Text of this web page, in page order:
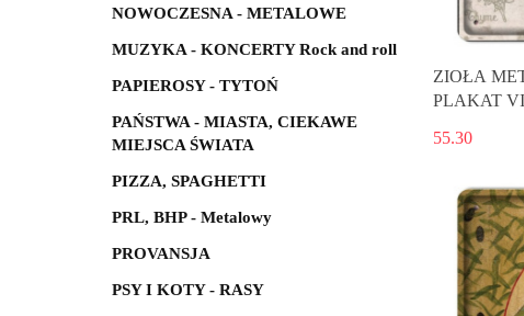
NOWOCZESNA - METALOWE
MUZYKA - KONCERTY Rock and roll
PAPIEROSY - TYTOŃ
PAŃSTWA - MIASTA, CIEKAWE
MIEJSCA ŚWIATA
PIZZA, SPAGHETTI
PRL, BHP - Metalowy
PROVANSJA
PSY I KOTY - RASY
ZIOŁA
PLAKAT
55.30